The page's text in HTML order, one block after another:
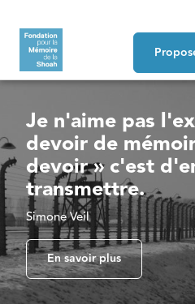
Je n'aime pas
devoir de
devoir » c'est
transmettre.
Simone Veil
En savoir plus